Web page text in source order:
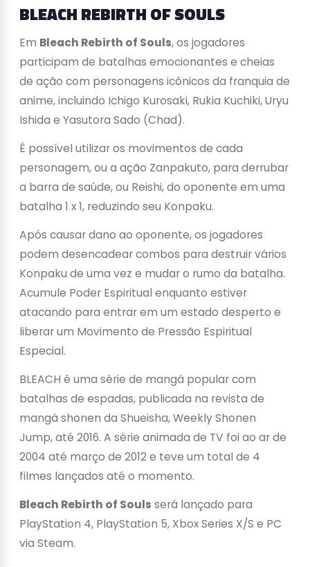
BLEACH REBIRTH OF SOULS
Em Bleach Rebirth of Souls, os jogadores
participam de batalhas emocionantes e cheias
de ação com personagens icônicos da franquia de
anime, incluindo Ichigo Kurosaki, Rukia Kuchiki, Uryu
Ishida e Yasutora Sado (Chad).
É possível utilizar os movimentos de cada
personagem, ou a ação Zanpakuto, para derrubar
a barra de saúde, ou Reishi, do oponente em uma
batalha 1 x 1, reduzindo seu Konpaku.
Após causar dano ao oponente, os jogadores
podem desencadear combos para destruir vários
Konpaku de uma vez e mudar o rumo da batalha.
Acumule Poder Espiritual enquanto estiver
atacando para entrar em um estado desperto e
liberar um Movimento de Pressão Espiritual
Especial.
BLEACH é uma série de mangá popular com
batalhas de espadas, publicada na revista de
mangá shonen da Shueisha, Weekly Shonen
Jump, até 2016. A série animada de TV foi ao ar de
2004 até março de 2012 e teve um total de 4
filmes lançados até o momento.
Bleach Rebirth of Souls será lançado para
PlayStation 4, PlayStation 5, Xbox Series X/S e PC
via Steam.